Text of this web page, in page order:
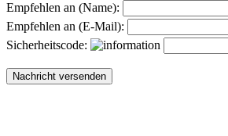
Empfehlen an (Name):
Empfehlen an (E-Mail):
Sicherheitscode: